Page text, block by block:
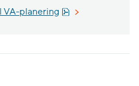
VA-planering Pdf, 1.5 MB,